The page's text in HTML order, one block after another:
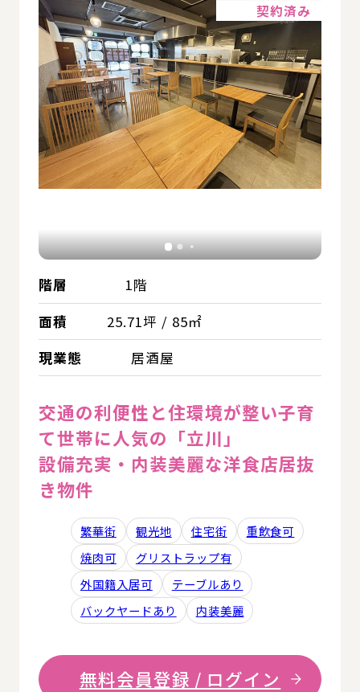
契約済み
階層
1階
面積
25.71坪 / 85㎡
現業態
居酒屋
交通の利便性と住環境が整い子育
て世帯に人気の「立川」
設備充実・内装美麗な洋食店居抜
き物件
繁華街 観光地 住宅街
重飲食可
焼肉可
グリストラップ有
外国籍入居可
テーブルあり
バックヤードあり
内装美麗
無料会員登録 / ログイン